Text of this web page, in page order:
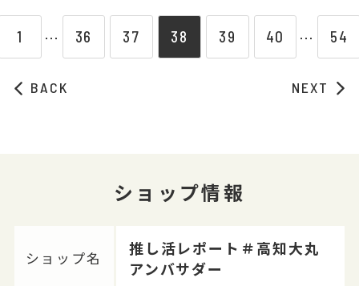
BACK
1 ⋯ 36 37 38 39 40 ⋯ 54
NEXT
ショップ情報
ショップ名
推し活レポート＃高知大丸
アンバサダー